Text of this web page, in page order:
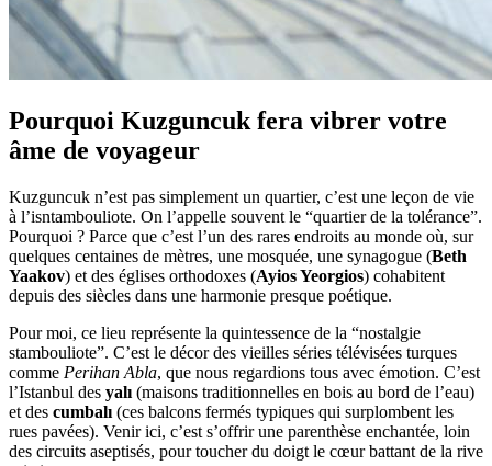
Pourquoi Kuzguncuk fera vibrer votre
âme de voyageur
Kuzguncuk n’est pas simplement un quartier, c’est une leçon de vie
à l’isntambouliote. On l’appelle souvent le “quartier de la tolérance”.
Pourquoi ? Parce que c’est l’un des rares endroits au monde où, sur
quelques centaines de mètres, une mosquée, une synagogue (Beth
Yaakov) et des églises orthodoxes (Ayios Yeorgios) cohabitent
depuis des siècles dans une harmonie presque poétique.
Pour moi, ce lieu représente la quintessence de la “nostalgie
stambouliote”. C’est le décor des vieilles séries télévisées turques
comme Perihan Abla, que nous regardions tous avec émotion. C’est
l’Istanbul des yalı (maisons traditionnelles en bois au bord de l’eau)
et des cumbalı (ces balcons fermés typiques qui surplombent les
rues pavées). Venir ici, c’est s’offrir une parenthèse enchantée, loin
des circuits aseptisés, pour toucher du doigt le cœur battant de la rive